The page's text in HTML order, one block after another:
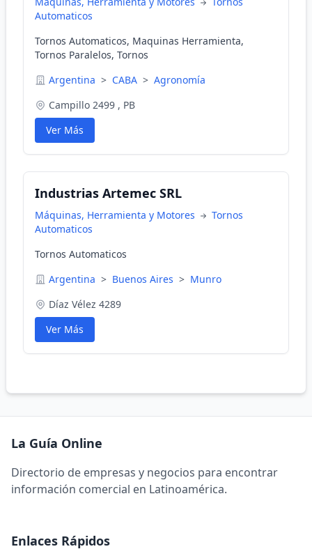
Automaticos
Tornos Automaticos, Maquinas Herramienta,
Tornos Paralelos, Tornos
Argentina > CABA > Agronomía
Campillo 2499 , PB
Ver Más
Industrias Artemec SRL
Máquinas, Herramienta y Motores
Tornos
Automaticos
Tornos Automaticos
Argentina > Buenos Aires > Munro
Díaz Vélez 4289
Ver Más
La Guía Online
Directorio de empresas y negocios para encontrar
información comercial en Latinoamérica.
Enlaces Rápidos